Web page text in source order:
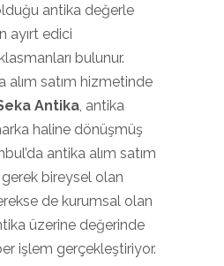
antika değerle
ayırt edici
bulunur.
alım satım hizmetinde
Antika, antika
haline dönüşmüş
antika alım satım
bireysel olan
de kurumsal olan
üzerine değerinde
işlem gerçekleştiriyor.